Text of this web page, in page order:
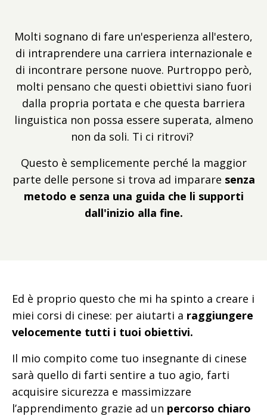
Molti sognano di fare un'esperienza all'estero,
di intraprendere una carriera internazionale e
di incontrare persone nuove. Purtroppo però,
molti pensano che questi obiettivi siano fuori
dalla propria portata e che questa barriera
linguistica non possa essere superata, almeno
non da soli. Ti ci ritrovi?
Questo è semplicemente perché la maggior
parte delle persone si trova ad imparare senza
metodo e senza una guida che li supporti
dall'inizio alla fine.
Ed è proprio questo che mi ha spinto a creare i
miei corsi di cinese: per aiutarti a raggiungere
velocemente tutti i tuoi obiettivi.
Il mio compito come tuo insegnante di cinese
sarà quello di farti sentire a tuo agio, farti
acquisire sicurezza e massimizzare
l’apprendimento grazie ad un percorso chiaro